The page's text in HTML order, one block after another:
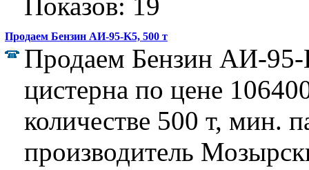
Продаем Бензин АИ-95-K5, 500 т
Продаем Бензин АИ-
цистерна по цене
количестве 500 т, мин.
производитель